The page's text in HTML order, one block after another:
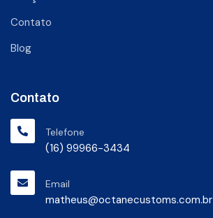
Contato
Blog
Contato
Telefone
(16) 99966-3434
Email
matheus@octanecustoms.com.br